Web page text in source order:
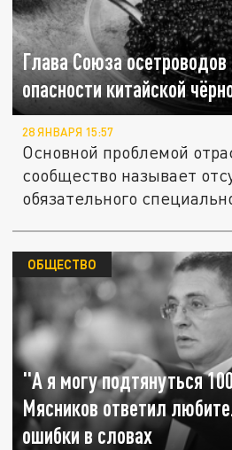
Глава Союза осетроводов
опасности китайской
28 ЯНВАРЯ 15:57
Основной проблемой
сообщество называет
обязательного
"А я могу подтянуться
Мясников ответил
ошибки в словах
ОБЩЕСТВО